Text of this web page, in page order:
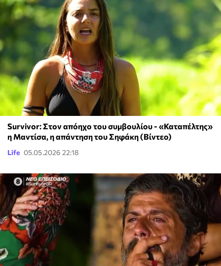
Survivor: Στον απόηχο του συμβουλίου - «Καταπέλτης»
η Μαντίσα, η απάντηση του Σηφάκη (Βίντεο)
Life 05.05.2026 22:18